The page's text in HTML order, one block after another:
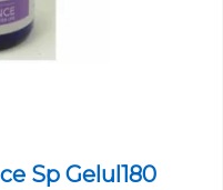
Sp Gelul180